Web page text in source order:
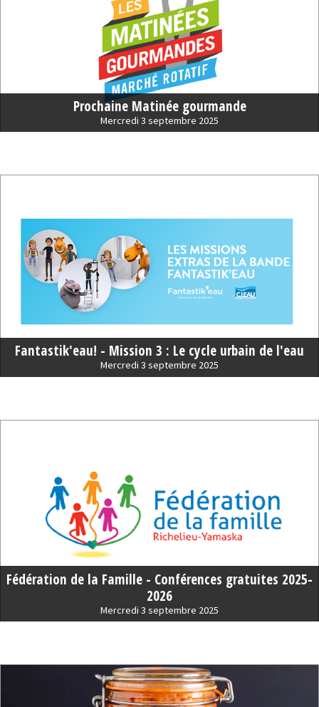
Prochaine Matinée gourmande
Mercredi 3 septembre 2025
Fantastik'eau! - Mission 3 : Le cycle urbain de l'eau
Mercredi 3 septembre 2025
Fédération de la Famille - Conférences gratuites 2025-
2026
Mercredi 3 septembre 2025